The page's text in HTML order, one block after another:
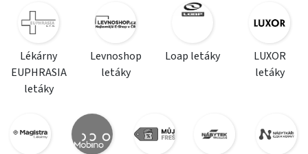
Lékárny
EUPHRASIA
letáky
Levnoshop
letáky
Loap letáky
LUXOR
letáky